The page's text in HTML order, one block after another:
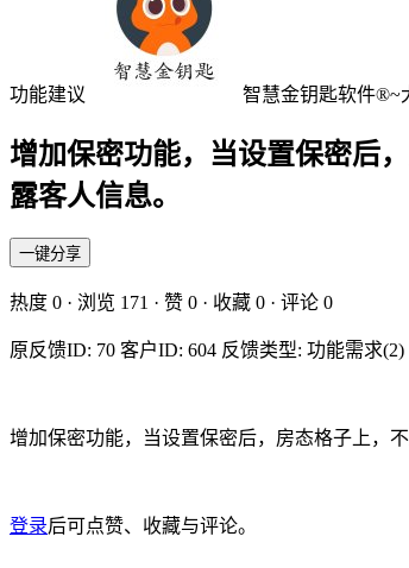
功能建议 智慧金钥匙软件®~
增加保密功能，当设置保密后
露客人信息。
一键分享
热度 0 · 浏览 171 · 赞 0 · 收藏 0 · 评论 0
原反馈ID: 70 客户ID: 604 反馈类型: 功能需求(2)
增加保密功能，当设置保密后，房态格子上，
登录后可点赞、收藏与评论。